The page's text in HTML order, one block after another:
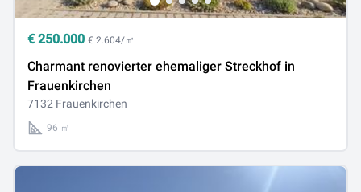
€ 250.000 € 2.604/㎡
Charmant renovierter ehemaliger Streckhof in
Frauenkirchen
7132 Frauenkirchen
96 ㎡